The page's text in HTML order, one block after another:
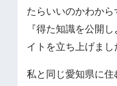
たらいいのかわから
『得た知識を公開
イトを立ち上げまし
私と同じ愛知県に